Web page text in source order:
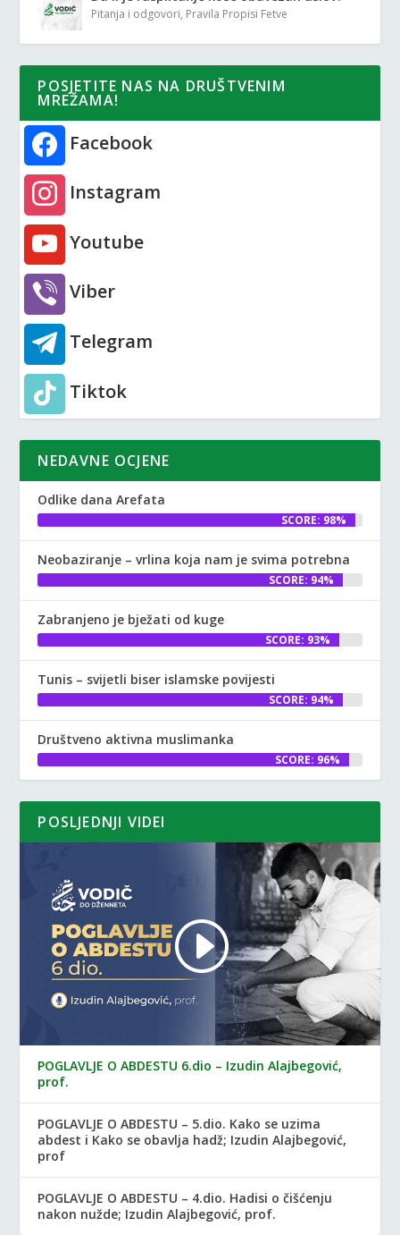
Pitanja i odgovori, Pravila Propisi Fetve
POSJETITE NAS NA DRUŠTVENIM
MREŽAMA!
Facebook
Instagram
Youtube
Viber
Telegram
Tiktok
NEDAVNE OCJENE
Odlike dana Arefata
SCORE: 98%
Neobaziranje – vrlina koja nam je svima potrebna
SCORE: 94%
Zabranjeno je bježati od kuge
SCORE: 93%
Tunis – svijetli biser islamske povijesti
SCORE: 94%
Društveno aktivna muslimanka
SCORE: 96%
POSLJEDNJI VIDEI
POGLAVLJE O ABDESTU 6.dio – Izudin Alajbegović,
prof.
POGLAVLJE O ABDESTU – 5.dio. Kako se uzima
abdest i Kako se obavlja hadž; Izudin Alajbegović,
prof
POGLAVLJE O ABDESTU – 4.dio. Hadisi o čišćenju
nakon nužde; Izudin Alajbegović, prof.